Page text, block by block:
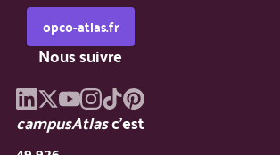
opco-atlas.fr
Nous suivre
campusAtlasc'est